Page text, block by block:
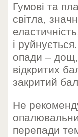
Гумові та
світла,
і
опади – дощ,
відкритих
закритий
Не
перепади